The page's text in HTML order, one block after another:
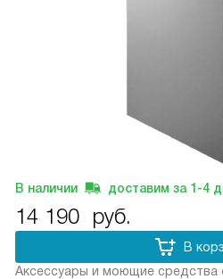
В наличии доставим за 1-4
14 190 руб.
Аксессуары и моющие средства
В